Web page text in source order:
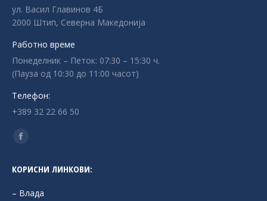
ул. Васил Главинов 4Б
2000 Штип, Северна Македонија
Работно време
Понеделник – Петок: 07:30 – 15:30 ч.
(Пауза од 10:30 до 11:00 часот)
Телефон:
+389 32 22 66 50
Find us on:
Facebook
opens
in
КОРИСНИ ЛИНКОВИ:
– Влада